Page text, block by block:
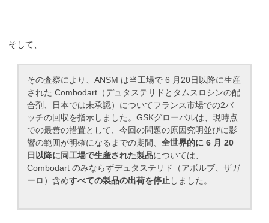
そして、
その査察により、ANSM は当工場で 6 月20日以降に生産
された Combodart（デュタステリドとタムスロシンの配
合剤、日本では未承認）についてフランス市場での2バ
ッチの回収を指示しました。GSKグローバルは、現時点
での最善の措置として、今回の問題の原因究明並びに影
響の範囲が明確になるまでの期間、全世界的に 6 月 20
日以降に同工場で生産された製品については、
Combodart のみならずデュタステリド（アボルブ、ザガ
ーロ）含めすべての製品の出荷を停止 しました。